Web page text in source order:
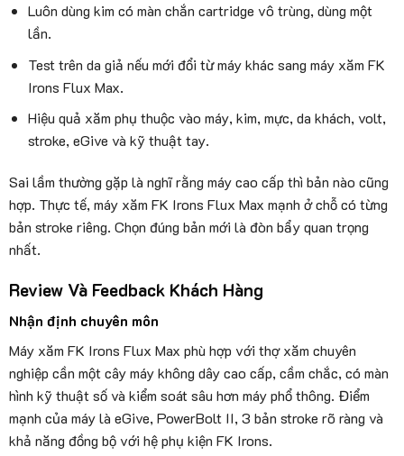
Luôn dùng kim có màn chắn cartridge vô trùng, dùng một
lần.
Test trên da giả nếu mới đổi từ máy khác sang máy xăm FK
Irons Flux Max.
Hiệu quả xăm phụ thuộc vào máy, kim, mực, da khách, volt,
stroke, eGive và kỹ thuật tay.
Sai lầm thường gặp là nghĩ rằng máy cao cấp thì bản nào cũng
hợp. Thực tế, máy xăm FK Irons Flux Max mạnh ở chỗ có từng
bản stroke riêng. Chọn đúng bản mới là đòn bẩy quan trọng
nhất.
Review Và Feedback Khách Hàng
Nhận định chuyên môn
Máy xăm FK Irons Flux Max phù hợp với thợ xăm chuyên
nghiệp cần một cây máy không dây cao cấp, cầm chắc, có màn
hình kỹ thuật số và kiểm soát sâu hơn máy phổ thông. Điểm
mạnh của máy là eGive, PowerBolt II, 3 bản stroke rõ ràng và
khả năng đồng bộ với hệ phụ kiện FK Irons.